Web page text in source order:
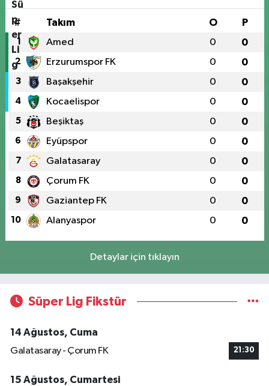
# Takım O P
1 Amed 0 0
2 Erzurumspor FK 0 0
3 Başakşehir 0 0
4 Kocaelispor 0 0
5 Beşiktaş 0 0
6 Eyüpspor 0 0
7 Galatasaray 0 0
8 Çorum FK 0 0
9 Gaziantep FK 0 0
10 Alanyaspor 0 0
Detaylar için tıklayın
Süper Lig Fikstür
14 Ağustos, Cuma
Galatasaray - Çorum FK
21:30
15 Ağustos, Cumartesi